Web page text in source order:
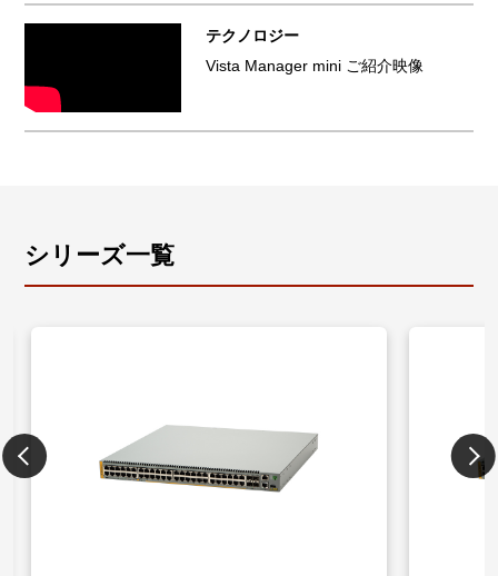
もご利用可能です。そのため、利用期限5年間および7
年間のライセンスは構築・検証用の期間1年間を考慮
し、5年間のライセンスは合計5年間の期限付きライセ
ンスとして、7年間のライセンスは合計7年間の期限付
間内でかつライセンスの利用期限内であることを条件
に、ライセンス再発行を弊社にて行います。
※4 ファームウェアバージョン5.4.5-2.1以降より2台ま
でのAMFメンバー管理はベーシック機能でサポート
※5 AT-TQmシリーズは最大で100台までの管理となり
・ ネットワーク設定
ス、スタティック経路の追加・変更・削除が可能で
す。
・ セキュリティー設定
などが可能です。
・ ネットワークマップ・無線LAN コントローラー
運用管理が可能となります。
・ SNMPでのデバイス検知
AMF Plusネットワーク内のARP/SNMPノードを検出
テクノロジー
Vista Manager mini ご紹介映像
シリーズ一覧